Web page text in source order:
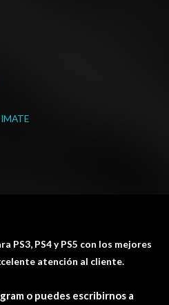
PS3, PS4 y PS5 con los mejores
atención al cliente.
o puedes escribirnos a